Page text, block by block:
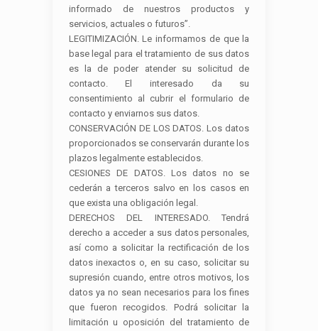
informado de nuestros productos y
servicios, actuales o futuros”.
LEGITIMIZACIÓN. Le informamos de que la
base legal para el tratamiento de sus datos
es la de poder atender su solicitud de
contacto. El interesado da su
consentimiento al cubrir el formulario de
contacto y enviarnos sus datos.
CONSERVACIÓN DE LOS DATOS. Los datos
proporcionados se conservarán durante los
plazos legalmente establecidos.
CESIONES DE DATOS. Los datos no se
cederán a terceros salvo en los casos en
que exista una obligación legal.
DERECHOS DEL INTERESADO. Tendrá
derecho a acceder a sus datos personales,
así como a solicitar la rectificación de los
datos inexactos o, en su caso, solicitar su
supresión cuando, entre otros motivos, los
datos ya no sean necesarios para los fines
que fueron recogidos. Podrá solicitar la
limitación u oposición del tratamiento de